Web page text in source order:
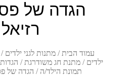
הגדה של
רזיאל
עמוד הבית /מתנות לגני ילדים
ילדים / מתנת חג משודרגת /
תמונת הילד/ה / הגדה של